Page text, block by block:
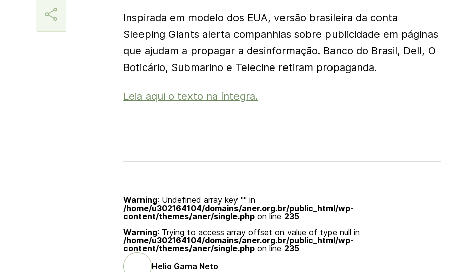
Inspirada em modelo dos EUA, versão brasileira da conta
Sleeping Giants alerta companhias sobre publicidade em páginas
que ajudam a propagar a desinformação. Banco do Brasil, Dell, O
Boticário, Submarino e Telecine retiram propaganda.
Leia aqui o texto na íntegra.
Warning: Undefined array key "" in
/home/u302164104/domains/aner.org.br/public_html/wp-
content/themes/aner/single.php on line 235
Warning: Trying to access array offset on value of type null in
/home/u302164104/domains/aner.org.br/public_html/wp-
content/themes/aner/single.php on line 235
Helio Gama Neto